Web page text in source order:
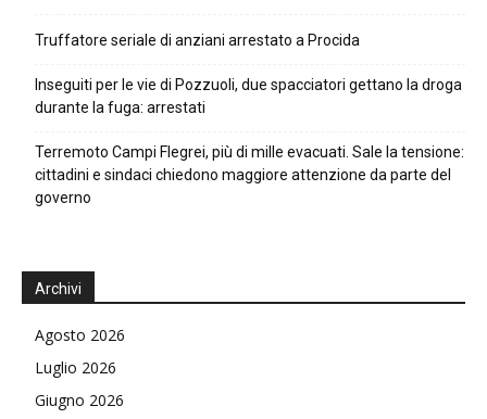
Truffatore seriale di anziani arrestato a Procida
Inseguiti per le vie di Pozzuoli, due spacciatori gettano la droga
durante la fuga: arrestati
Terremoto Campi Flegrei, più di mille evacuati. Sale la tensione:
cittadini e sindaci chiedono maggiore attenzione da parte del
governo
Archivi
Agosto 2026
Luglio 2026
Giugno 2026